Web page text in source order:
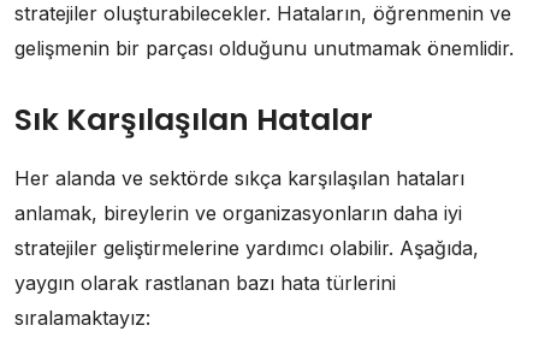
stratejiler oluşturabilecekler. Hataların, öğrenmenin ve
gelişmenin bir parçası olduğunu unutmamak önemlidir.
Sık Karşılaşılan Hatalar
Her alanda ve sektörde sıkça karşılaşılan hataları
anlamak, bireylerin ve organizasyonların daha iyi
stratejiler geliştirmelerine yardımcı olabilir. Aşağıda,
yaygın olarak rastlanan bazı hata türlerini
sıralamaktayız: